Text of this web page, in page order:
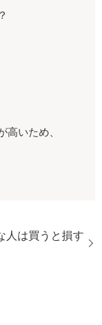
いため、
は買うと損す